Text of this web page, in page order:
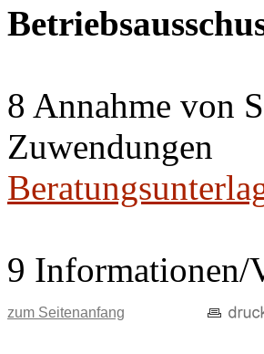
8 Annahme von
Zuwendungen
9 Informationen/
zum Seitenanfang